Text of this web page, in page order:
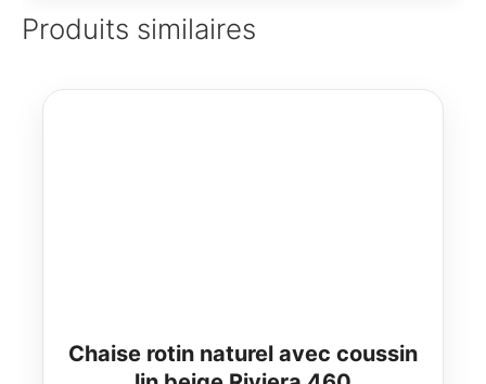
Produits similaires
Chaise rotin naturel avec coussin